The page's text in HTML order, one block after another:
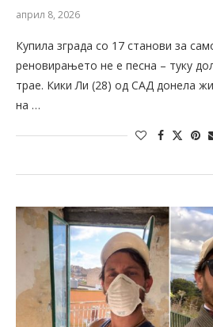
април 8, 2026
Купила зграда со 17 станови за
реновирањето не е песна – туку
трае. Кики Ли (28) од САД донела
на …